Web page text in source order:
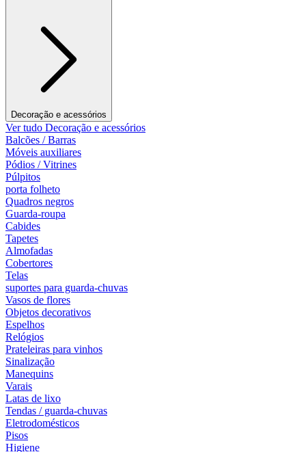
Decoração e acessórios
Ver tudo Decoração e acessórios
Balcões / Barras
Móveis auxiliares
Pódios / Vitrines
Púlpitos
porta folheto
Quadros negros
Guarda-roupa
Cabides
Tapetes
Almofadas
Cobertores
Telas
suportes para guarda-chuvas
Vasos de flores
Objetos decorativos
Espelhos
Relógios
Prateleiras para vinhos
Sinalização
Manequins
Varais
Latas de lixo
Tendas / guarda-chuvas
Eletrodomésticos
Pisos
Higiene